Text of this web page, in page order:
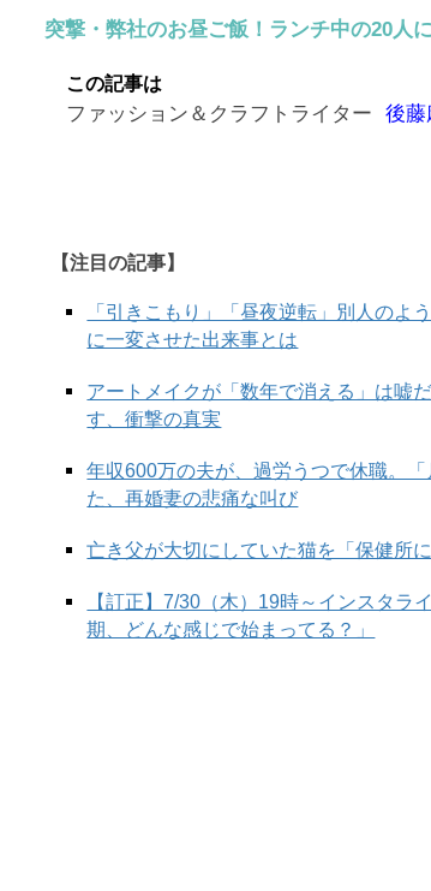
とのコーデが多めなのでマネしやす
突撃・弊社のお昼ご飯！ランチ中の20人
この記事は
ファッション＆クラフトライター 後藤
【注目の記事】
「引きこもり」「昼夜逆転」別人の
に一変させた出来事とは
アートメイクが「数年で消える」は嘘
す、衝撃の真実
年収600万の夫が、過労うつで休職。
た、再婚妻の悲痛な叫び
亡き父が大切にしていた猫を「保健所
【訂正】7/30（木）19時～インスタ
期、どんな感じで始まってる？」